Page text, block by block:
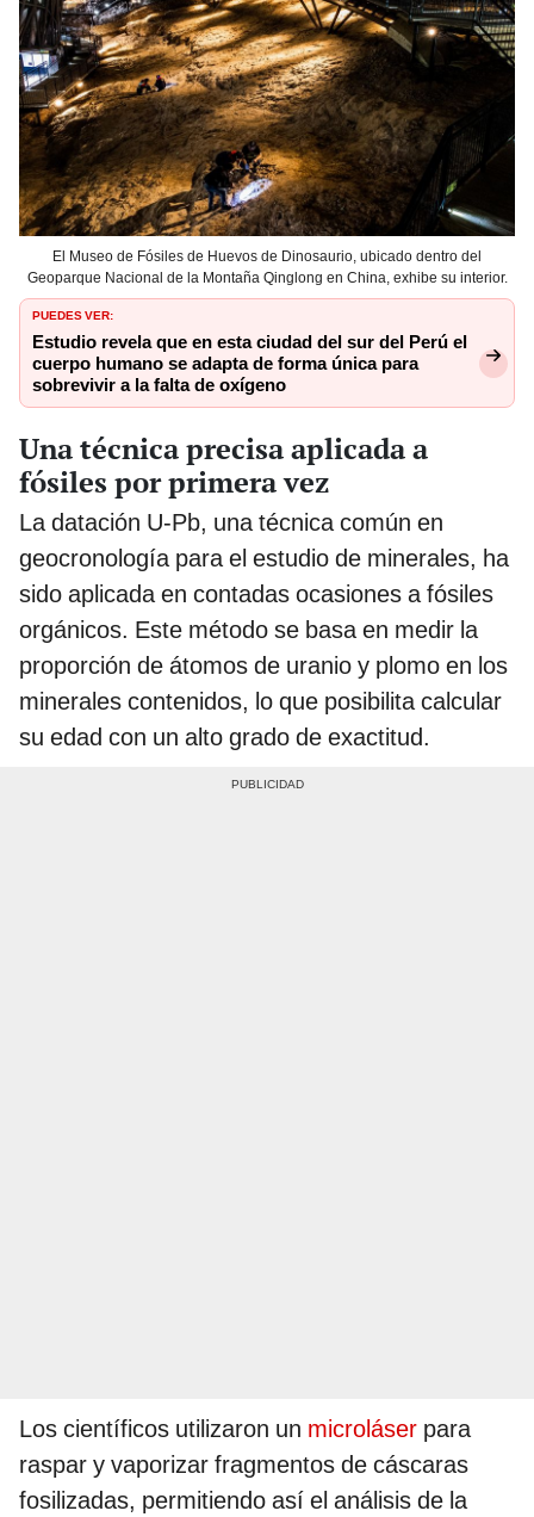
El Museo de Fósiles de Huevos de Dinosaurio, ubicado dentro del
Geoparque Nacional de la Montaña Qinglong en China, exhibe su interior.
PUEDES VER:
Estudio revela que en esta ciudad del sur del Perú el
cuerpo humano se adapta de forma única para
sobrevivir a la falta de oxígeno
Una técnica precisa aplicada a
fósiles por primera vez
La datación U-Pb, una técnica común en
geocronología para el estudio de minerales, ha
sido aplicada en contadas ocasiones a fósiles
orgánicos. Este método se basa en medir la
proporción de átomos de uranio y plomo en los
minerales contenidos, lo que posibilita calcular
su edad con un alto grado de exactitud.
Los científicos utilizaron un microláser para
raspar y vaporizar fragmentos de cáscaras
fosilizadas, permitiendo así el análisis de la